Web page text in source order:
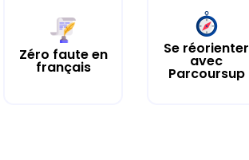
Zéro faute en
français
Se réorienter
avec
Parcoursup